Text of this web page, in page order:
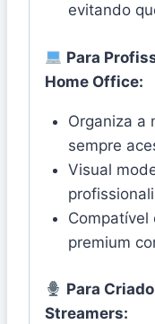
evitando
Para
Home Office:
Organiza a
sempre
Visual
Compatível
premium
Para
Streamers: